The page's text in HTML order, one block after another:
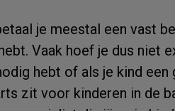
je meestal een vast
Vaak hoef je dus niet
hebt of als je kind een
zit voor kinderen in de